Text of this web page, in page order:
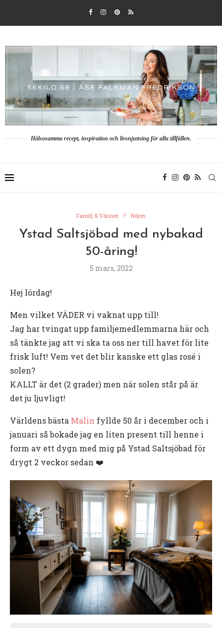
Hälsosamma recept, inspiration och livsnjutning för alla tillfällen.
Familj & Vänner Nöjen
Ystad Saltsjöbad med nybakad
50-åring!
5 mars, 2022
Hej lördag!
Men vilket VÄDER vi vaknat upp till!
Jag har tvingat upp familjemedlemmarna här och
så tänkte jag att vi ska ta oss ner till havet för lite
frisk luft! Vem vet det blir kanske ett glas rosé i
solen?
KALLT är det (2 grader) men när solen står på är
det ju ljuvligt!
Världens bästa Malin fyllde 50 år i december och i
januari så bokade jag en liten present till henne i
form av ett dygn med mig på Ystad Saltsjöbad för
drygt 2 veckor sedan ❤️